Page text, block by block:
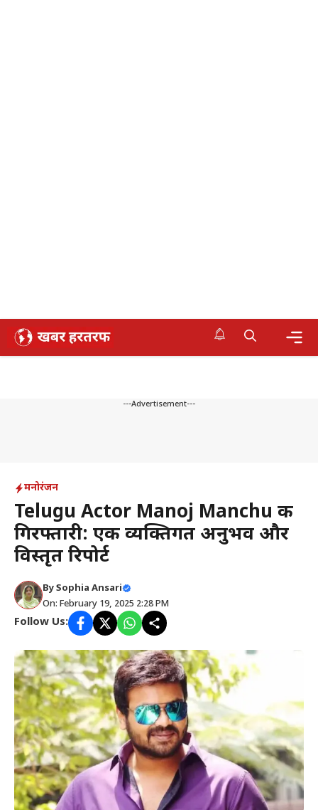
Skip
---Advertisement---
मनोरंजन
Telugu Actor Manoj Manchu की
गिरफ्तारी: एक व्यक्तिगत अनुभव और
विस्तृत रिपोर्ट
BySophia Ansari
On: February 19, 2025 2:28 PM
Follow Us: